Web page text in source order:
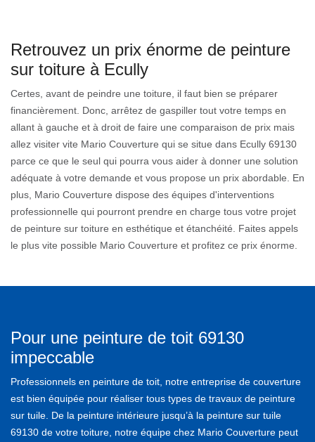
Retrouvez un prix énorme de peinture
sur toiture à Ecully
Certes, avant de peindre une toiture, il faut bien se préparer
financièrement. Donc, arrêtez de gaspiller tout votre temps en
allant à gauche et à droit de faire une comparaison de prix mais
allez visiter vite Mario Couverture qui se situe dans Ecully 69130
parce ce que le seul qui pourra vous aider à donner une solution
adéquate à votre demande et vous propose un prix abordable. En
plus, Mario Couverture dispose des équipes d'interventions
professionnelle qui pourront prendre en charge tous votre projet
de peinture sur toiture en esthétique et étanchéité. Faites appels
le plus vite possible Mario Couverture et profitez ce prix énorme.
Pour une peinture de toit 69130
impeccable
Professionnels en peinture de toit, notre entreprise de couverture
est bien équipée pour réaliser tous types de travaux de peinture
sur tuile. De la peinture intérieure jusqu’à la peinture sur tuile
69130 de votre toiture, notre équipe chez Mario Couverture peut